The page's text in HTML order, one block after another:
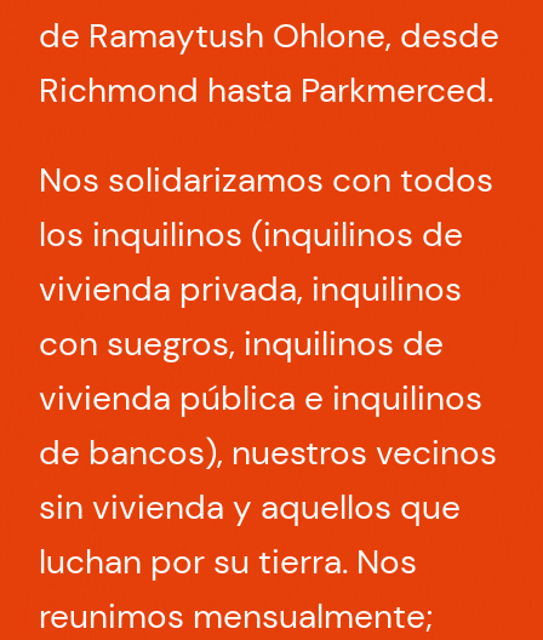
de Ramaytush Ohlone, desde
Richmond hasta Parkmerced.
Nos solidarizamos con todos
los inquilinos (inquilinos de
vivienda privada, inquilinos
con suegros, inquilinos de
vivienda pública e inquilinos
de bancos), nuestros vecinos
sin vivienda y aquellos que
luchan por su tierra. Nos
reunimos mensualmente;